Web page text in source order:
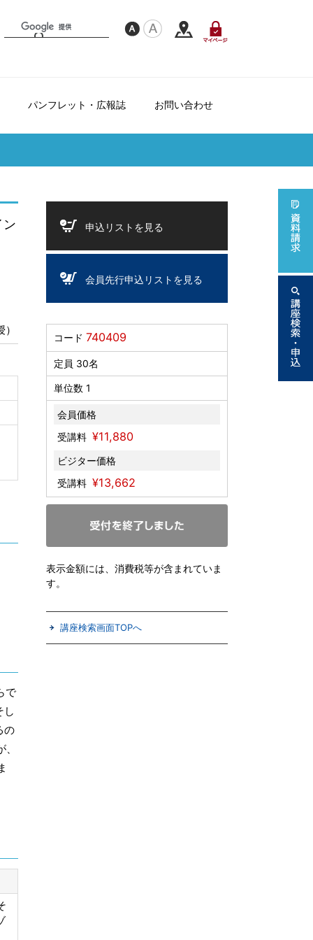
ー
パンフレット・広報誌 お問い合わせ
ン
で
し
の
申込リストを見る
会員先行申込リストを見る
コード 740409
定員 30名
単位数 1
会員価格
受講料 ¥11,880
ビジター価格
受講料 ¥13,662
表示金額には、消費税等が含まれていま
す。
講座検索画面TOPへ